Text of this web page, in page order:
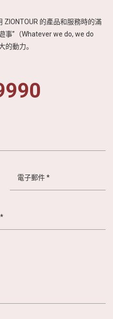
的產品和服務時的滿
事”（Whatever we do, we do
的動力。